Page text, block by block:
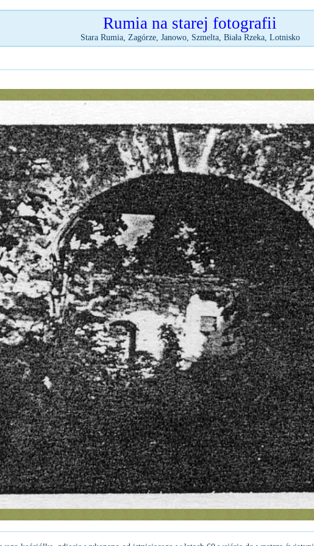
Rumia na starej fotografii
Stara Rumia, Zagórze, Janowo, Szmelta, Biała Rzeka, Lotnisko